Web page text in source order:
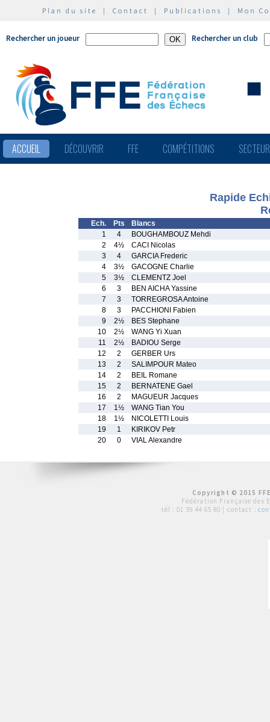
Plan du site | Contact | Publications | Mon
Rechercher un joueur Rechercher un club
ACCUEIL DÉCOUVRIR FFE COMPÉTITIONS
Rapide
Ech. Pts
Blancs
1
4
BOUGHAMBOUZ Mehdi
2
4½
CACI Nicolas
3
4
GARCIA Frederic
4
3½
GACOGNE Charlie
5
3½
CLEMENTZ Joel
6
3
BEN AICHA Yassine
7
3
TORREGROSA Antoine
8
3
PACCHIONI Fabien
9
2½
BES Stephane
10
2½
WANG Yi Xuan
11
2½
BADIOU Serge
12
2
GERBER Urs
13
2
SALIMPOUR Mateo
14
2
BEIL Romane
15
2
BERNATENE Gael
16
2
MAGUEUR Jacques
17
1½
WANG Tian You
18
1½
NICOLETTI Louis
19
1
KIRIKOV Petr
20
0 VIAL Alexandre
Copyright © 2015
Fédération Française des
tél : 01 39 44 65 80 | contact :